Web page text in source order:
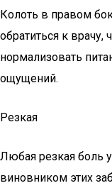
Колоть в правом
обратиться к
нормализовать
ощущений.
Резкая
Любая резкая боль
виновником этих